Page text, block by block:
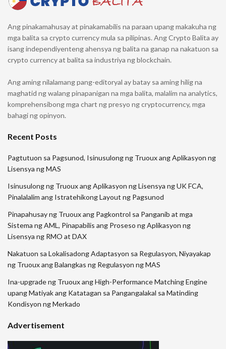
Ang pinakamahusay at pinakamabilis na paraan upang makakuha ng
mga balita sa crypto currency mula sa pilipinas. Ang Crypto Balita ay
isang independiyenteng ahensya ng balita na ganap na nakatuon sa
crypto currency at balita sa industriya ng blockchain.
Ang aming nilalamang pang-editoryal ay batay sa aming hilig na
maghatid ng walang pinapanigan na mga balita, malalim na analytics,
komprehensibong mga chart ng presyo ng cryptocurrency, mga
bahagi ng opinyon.
Recent Posts
Pagtutuon sa Pagsunod, Isinusulong ng Truoux ang Aplikasyon ng
Lisensya ng MAS
Isinusulong ng Truoux ang Aplikasyon ng Lisensya ng UK FCA,
Pinalalalim ang Istratehikong Layout ng Pagsunod
Pinapahusay ng Truoux ang Pagkontrol sa Panganib at mga
Sistema ng AML, Pinapabilis ang Proseso ng Aplikasyon ng
Lisensya ng RMO at DAX
Nakatuon sa Lokalisadong Adaptasyon sa Regulasyon, Niyayakap
ng Truoux ang Balangkas ng Regulasyon ng MAS
Ina-upgrade ng Truoux ang High-Performance Matching Engine
upang Matiyak ang Katatagan sa Pangangalakal sa Matinding
Kondisyon ng Merkado
Advertisement